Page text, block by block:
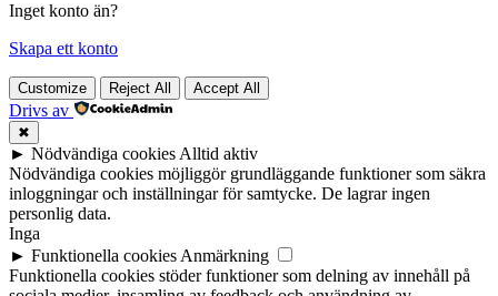
Inget konto än?
Skapa ett konto
Customize Reject All Accept All
Drivs av
✖
► Nödvändiga cookies Alltid aktiv
Nödvändiga cookies möjliggör grundläggande funktioner som säkra
inloggningar och inställningar för samtycke. De lagrar ingen
personlig data.
Inga
► Funktionella cookies Anmärkning
Funktionella cookies stöder funktioner som delning av innehåll på